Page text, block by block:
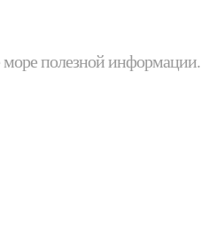
море полезной информации.